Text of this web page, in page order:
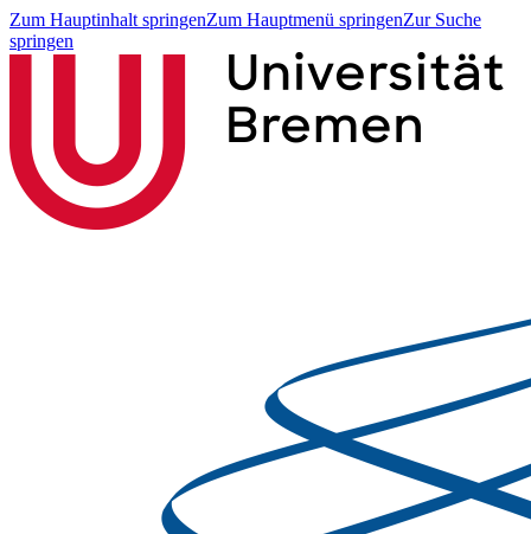
Zum Hauptinhalt springenZum Hauptmenü springenZur Suche
springen